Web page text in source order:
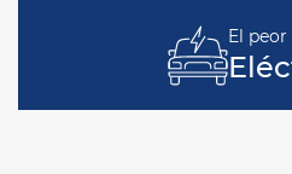
El